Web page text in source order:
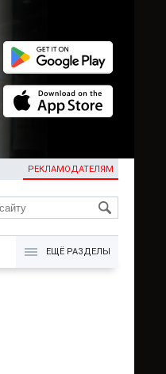
РЕКЛАМОДАТЕЛЯМ
KG
ЕЩЁ РАЗДЕЛЫ